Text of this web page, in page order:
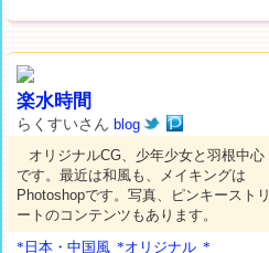
楽水時間
らくすいさんblog
オリジナルCG、少年少女と羽根中心
です。最近は和風も、メイキングは
Photoshopです。写真、ピンキーストリ
ートのコンテンツもあります。
*日本・中国風 *オリジナル *